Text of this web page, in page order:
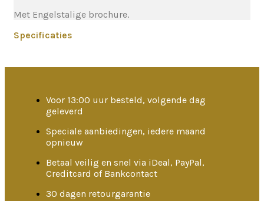
Met Engelstalige brochure.
Specificaties
Voor 13:00 uur besteld, volgende dag
geleverd
Speciale aanbiedingen, iedere maand
opnieuw
Betaal veilig en snel via iDeal, PayPal,
Creditcard of Bankcontact
30 dagen retourgarantie